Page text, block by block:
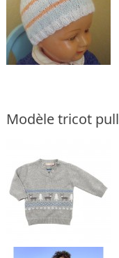
Modèle tricot pull